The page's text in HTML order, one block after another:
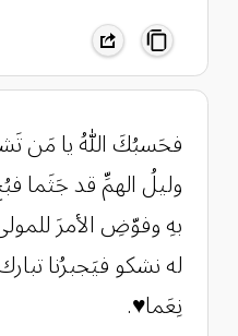
فحَسبُكَ اللّٰهُ يا مَن
وليلُ الهمِّ قد جَثَما
بهِ وفوّضِ الأمرَ
له نشكو فيَجبرُنا
نِعَما♥️.